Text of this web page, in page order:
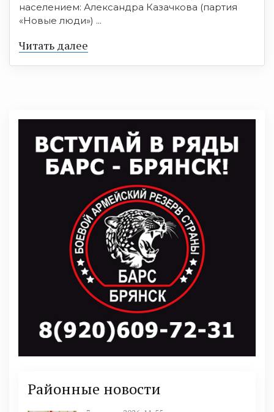
населением: Александра Казачкова (партия
«Новые люди») ...
Читать далее
Районные новости